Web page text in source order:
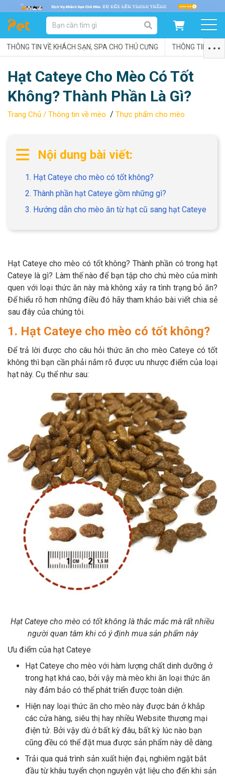
DANH MỤC SẢN PHẨM
SẢN PHẨM DÀNH CHO MÈO SẢN PHẨM DÀNH CHO CHÓ
SẨN PHẨM THEO THƯƠNG HIỆU
GIỚI THIỆU
DỊCH VỤ
Khách sạn chó mèo Spa chó mèo
Dịch vụ cắt tỉa lông chó
mèo
Dịch vụ huấn luyện chó
mèo
Thông tin về khách sạn,
spa cho thú cưng
Thông tin về chó
Thông tin về mèo
CHÍNH SÁCH
Chính sách mua hàng Chính sách vận chuyển
Chính sách bảo hành
Chính sách đổi trả
THÔNG TIN VỀ KHÁCH SẠN, SPA CHO THÚ CƯNG THÔNG TIN VỀ
Hạt Cateye Cho Mèo Có Tốt
Không? Thành Phần Là Gì?
Trang Chủ / Thông tin về mèo / Thực phẩm cho mèo
Nội dung bài viết:
1. Hạt Cateye cho mèo có tốt không?
2. Thành phần hạt Cateye gồm những gì?
3. Hướng dẫn cho mèo ăn từ hạt cũ sang hạt Cateye
Hạt Cateye cho mèo có tốt không? Thành phần có trong hạt
Cateye là gì? Làm thế nào để bạn tập cho chú mèo của mình
quen với loại thức ăn này mà không xảy ra tình trạng bỏ ăn?
Để hiểu rõ hơn những điều đó hãy tham khảo bài viết chia sẻ
sau đây của chúng tôi.
1. Hạt Cateye cho mèo có tốt không?
Để trả lời được cho câu hỏi thức ăn cho mèo Cateye có tốt
không thì bạn cần phải nắm rõ được ưu nhược điểm của loại
hạt này. Cụ thể như sau:
Hạt Cateye cho mèo có tốt không là thắc mắc mà rất nhiều
người quan tâm khi có ý định mua sản phẩm này
Ưu điểm của hạt Cateye
Hạt Cateye cho mèo với hàm lượng chất dinh dưỡng ở
trong hạt khá cao, bởi vậy mà mèo khi ăn loại thức ăn
này đảm bảo có thể phát triển được toàn diện.
Hiện nay loại thức ăn cho mèo này được bán ở khắp
các cửa hàng, siêu thị hay nhiều Website thương mại
điện tử. Bởi vậy dù ở bất kỳ đâu, bất kỳ lúc nào bạn
cũng đều có thể đặt mua được sản phẩm này dễ dàng.
Trải qua quá trình sản xuất hiện đại, nghiêm ngặt bắt
đầu từ khâu tuyển chọn nguyên vật liệu cho đến khi sản